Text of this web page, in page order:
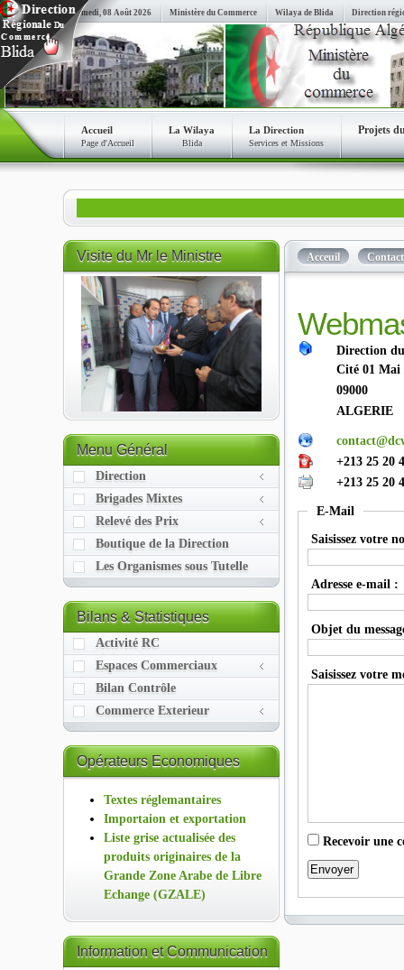
Samedi, 08 Août 2026 Ministère du Commerce Wilaya de Blida Direction
Accueil
Page d'Accueil
La Wilaya
Blida
La Direction
Services et Missions
Projets
Acceuil Contact
Direction
Cité 01 Mai
09000
ALGERIE
+213 25 20
+213 25 20
E-Mail
Saisissez votre
Adresse e-mail :
Objet du
Saisissez votre
Recevoir une
Envoyer
Visitedu Mr le Ministre
MenuGénéral
Direction
Brigades Mixtes
Relevé des Prix
Boutique de la Direction
Les Organismes sous Tutelle
Bilans& Statistiques
Activité RC
Espaces Commerciaux
Bilan Contrôle
Commerce Exterieur
OpérateursEconomiques
Textes réglemantaires
Importaion et exportation
Liste grise actualisée des
produits originaires de la
Grande Zone Arabe de Libre
Echange (GZALE)
Informationet Communication